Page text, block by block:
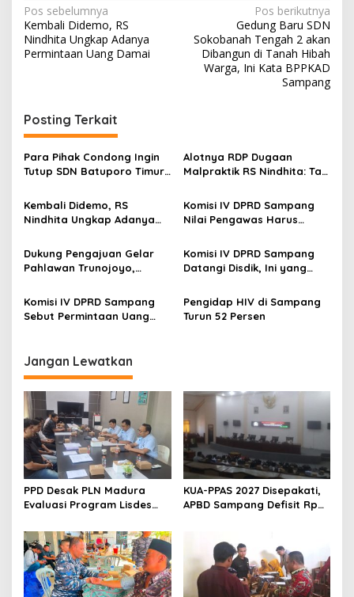
Navigasi
pos
Pos sebelumnya
Kembali Didemo, RS
Nindhita Ungkap Adanya
Permintaan Uang Damai
Pos berikutnya
Gedung Baru SDN
Sokobanah Tengah 2 akan
Dibangun di Tanah Hibah
Warga, Ini Kata BPPKAD
Sampang
Posting Terkait
Para Pihak Condong Ingin
Tutup SDN Batuporo Timur
Siswanya
Alotnya RDP Dugaan
Malpraktik RS Nindhita: Tak
DPRD Sampang Agendakan
RDP Lagi
Kembali Didemo, RS
Nindhita Ungkap Adanya
Komisi IV DPRD Sampang
Nilai Pengawas Harus
Pertanggungjawaban atas
19 Gedung SMP Bermasalah
Dukung Pengajuan Gelar
Pahlawan Trunojoyo,
Minta Disporabudpar
Lakukan Ini
Komisi IV DPRD Sampang
Datangi Disdik, Ini yang
Komisi IV DPRD Sampang
Sebut Permintaan Uang
Pengidap HIV di Sampang
Turun 52 Persen
Jangan Lewatkan
PPD Desak PLN Madura
Evaluasi Program Lisdes
KUA-PPAS 2027 Disepakati,
APBD Sampang Defisit Rp